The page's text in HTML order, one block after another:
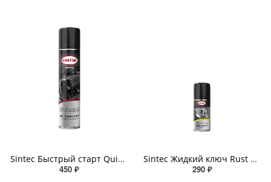
Sintec Быстрый старт Quick Engine Start 400мл (аэрозоль)
450 ₽
Sintec Жидкий ключ Rust Blast 210мл (аэрозоль)
290 ₽